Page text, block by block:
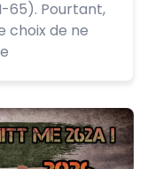
65). Pourtant,
choix de ne